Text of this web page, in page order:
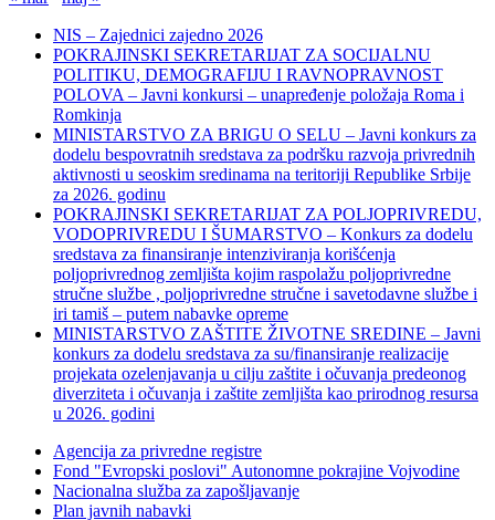
NIS – Zajednici zajedno 2026
POKRAJINSKI SEKRETARIJAT ZA SOCIJALNU
POLITIKU, DEMOGRAFIJU I RAVNOPRAVNOST
POLOVA – Javni konkursi – unapređenje položaja Roma i
Romkinja
MINISTARSTVO ZA BRIGU O SELU – Javni konkurs za
dodelu bespovratnih sredstava za podršku razvoja privrednih
aktivnosti u seoskim sredinama na teritoriji Republike Srbije
za 2026. godinu
POKRAJINSKI SEKRETARIJAT ZA POLJOPRIVREDU,
VODOPRIVREDU I ŠUMARSTVO – Konkurs za dodelu
sredstava za finansiranje intenziviranja korišćenja
poljoprivrednog zemljišta kojim raspolažu poljoprivredne
stručne službe , poljoprivredne stručne i savetodavne službe i
iri tamiš ‒ putem nabavke opreme
MINISTARSTVO ZAŠTITE ŽIVOTNE SREDINE – Javni
konkurs za dodelu sredstava za su/finansiranje realizacije
projekata ozelenjavanja u cilju zaštite i očuvanja predeonog
diverziteta i očuvanja i zaštite zemljišta kao prirodnog resursa
u 2026. godini
Agencija za privredne registre
Fond "Evropski poslovi" Autonomne pokrajine Vojvodine
Nacionalna služba za zapošljavanje
Plan javnih nabavki